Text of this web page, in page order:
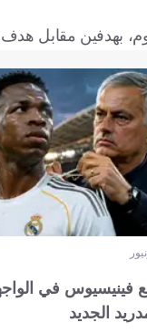
بهدفين مقابل هدف،
فينيسيوس في
الجديد